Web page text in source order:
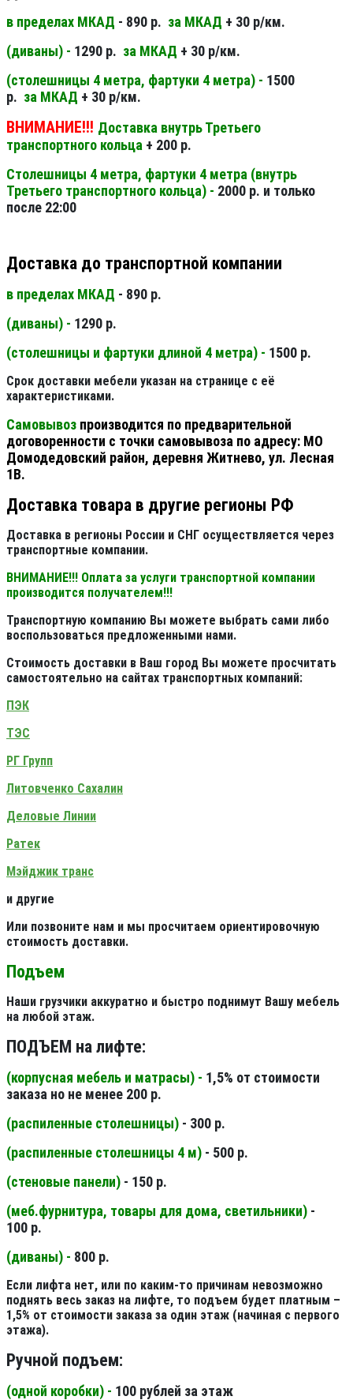
в пределах МКАД - 890 р. за МКАД + 30 р/км.
(диваны) - 1290 р. за МКАД + 30 р/км.
(столешницы 4 метра, фартуки 4 метра) - 1500
р. за МКАД + 30 р/км.
ВНИМАНИЕ!!! Доставка внутрь Третьего
транспортного кольца + 200 р.
Столешницы 4 метра, фартуки 4 метра (внутрь
Третьего транспортного кольца) - 2000 р. и только
после 22:00
Доставка до транспортной компании
в пределах МКАД - 890 р.
(диваны) - 1290 р.
(столешницы и фартуки длиной 4 метра) - 1500 р.
Срок доставки мебели указан на странице с её
характеристиками.
Самовывоз производится по предварительной
договоренности с точки самовывоза по адресу: МО
Домодедовский район, деревня Житнево, ул. Лесная
1В.
Доставка товара в другие регионы РФ
Доставка в регионы России и СНГ осуществляется через
транспортные компании.
ВНИМАНИЕ!!! Оплата за услуги транспортной компании
производится получателем!!!
Транспортную компанию Вы можете выбрать сами либо
воспользоваться предложенными нами.
Стоимость доставки в Ваш город Вы можете просчитать
самостоятельно на сайтах транспортных компаний:
ПЭК
ТЭС
РГ Групп
Литовченко Сахалин
Деловые Линии
Ратек
Мэйджик транс
и другие
Или позвоните нам и мы просчитаем ориентировочную
стоимость доставки.
Подъем
Наши грузчики аккуратно и быстро поднимут Вашу мебель
на любой этаж.
ПОДЪЕМ на лифте:
(корпусная мебель и матрасы) - 1,5% от стоимости
заказа но не менее 200 р.
(распиленные столешницы) - 300 р.
(распиленные столешницы 4 м) - 500 р.
(стеновые панели) - 150 р.
(меб.фурнитура, товары для дома, светильники) -
100 р.
(диваны) - 800 р.
Если лифта нет, или по каким-то причинам невозможно
поднять весь заказ на лифте, то подъем будет платным –
1,5% от стоимости заказа за один этаж (начиная с первого
этажа).
Ручной подъем:
(одной коробки) - 100 рублей за этаж